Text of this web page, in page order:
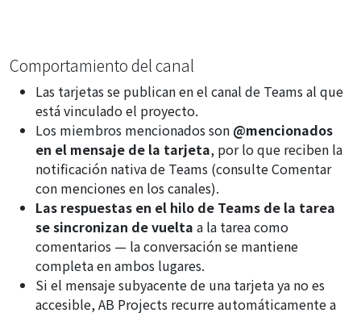
Comportamiento del canal
Las tarjetas se publican en el canal de Teams al que
está vinculado el proyecto.
Los miembros mencionados son @mencionados
en el mensaje de la tarjeta, por lo que reciben la
notificación nativa de Teams (consulteComentar
con menciones en los canales).
Las respuestas en el hilo de Teams de la tarea
se sincronizan de vuelta a la tarea como
comentarios — la conversación se mantiene
completa en ambos lugares.
Si el mensaje subyacente de una tarjeta ya no es
accesible, AB Projects recurre automáticamente a